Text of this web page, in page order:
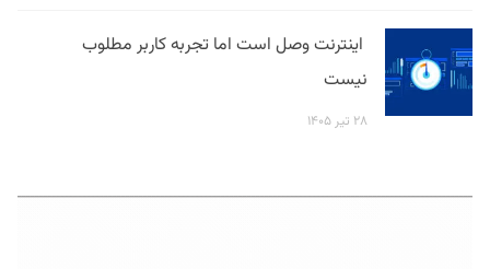
اینترنت وصل است اما تجربه کاربر مطلوب
نیست
۲۸ تیر ۱۴۰۵